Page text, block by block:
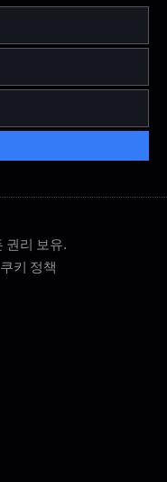
권리 보유.
쿠키 정책